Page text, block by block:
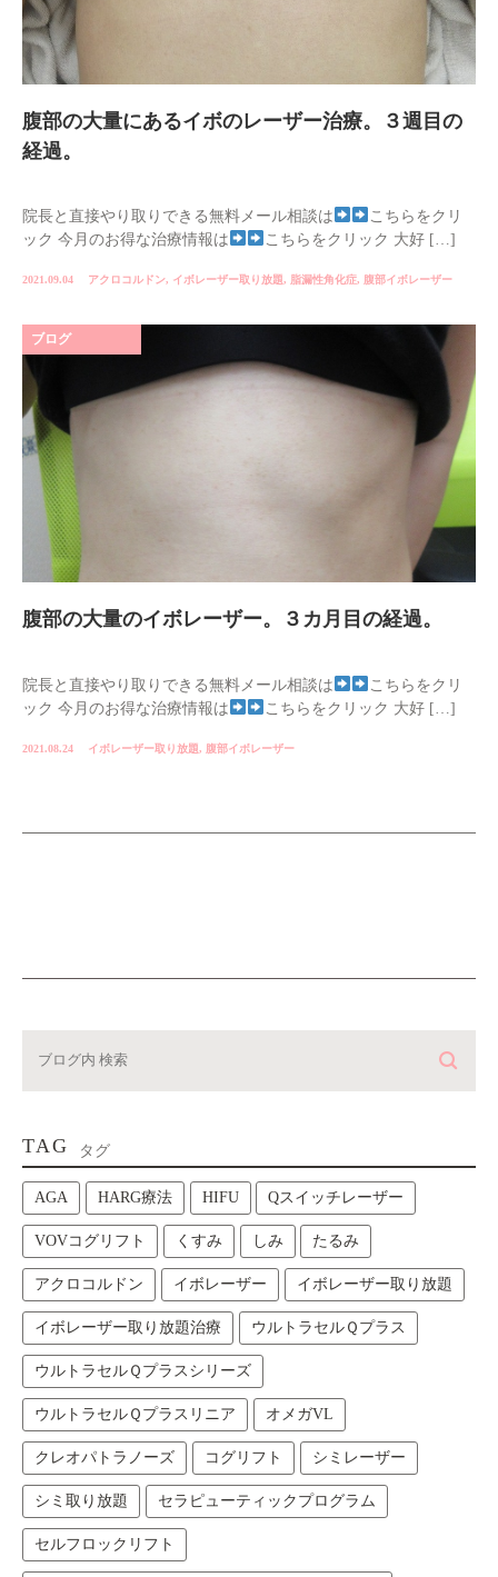
腹部の大量にあるイボのレーザー治療。３週目の
経過。
院長と直接やり取りできる無料メール相談は
こちらをクリ
ック 今月のお得な治療情報は
こちらをクリック 大好 […]
2021.09.04 アクロコルドン, イボレーザー取り放題, 脂漏性角化症, 腹部イボレーザー
ブログ
腹部の大量のイボレーザー。３カ月目の経過。
院長と直接やり取りできる無料メール相談は
こちらをクリ
ック 今月のお得な治療情報は
こちらをクリック 大好 […]
2021.08.24 イボレーザー取り放題, 腹部イボレーザー
TAG タグ
AGA HARG療法 HIFU Qスイッチレーザー
VOVコグリフト くすみ しみ たるみ
アクロコルドン イボレーザー イボレーザー取り放題
イボレーザー取り放題治療 ウルトラセルＱプラス
ウルトラセルＱプラスシリーズ
ウルトラセルＱプラスリニア オメガVL
クレオパトラノーズ コグリフト シミレーザー
シミ取り放題 セラピューティックプログラム
セルフロックリフト